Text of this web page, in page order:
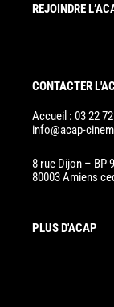
REJOINDRE
CONTACTER
Accueil : 03 22
info@acap-
8 rue Dijon – BP
80003 Amiens
PLUS D'ACAP